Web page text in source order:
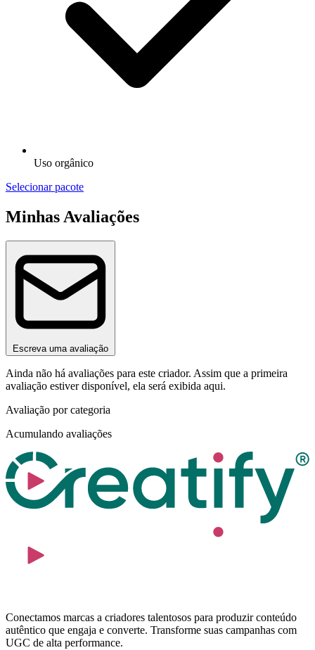
Uso orgânico
Selecionar pacote
Minhas Avaliações
Escreva uma avaliação
Ainda não há avaliações para este criador. Assim que a primeira
avaliação estiver disponível, ela será exibida aqui.
Avaliação por categoria
Acumulando avaliações
Conectamos marcas a criadores talentosos para produzir conteúdo
autêntico que engaja e converte. Transforme suas campanhas com
UGC de alta performance.